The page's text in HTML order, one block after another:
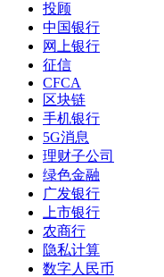
投顾
中国银行
网上银行
征信
CFCA
区块链
手机银行
5G消息
理财子公司
绿色金融
广发银行
上市银行
农商行
隐私计算
数字人民币